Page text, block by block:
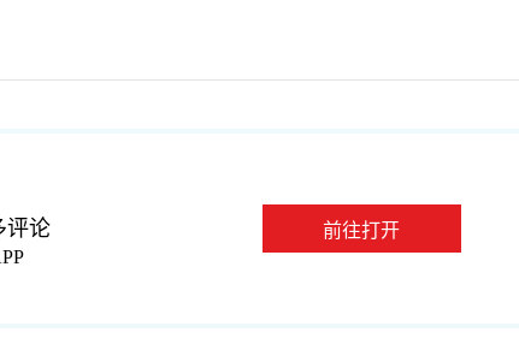
评论 前往打开